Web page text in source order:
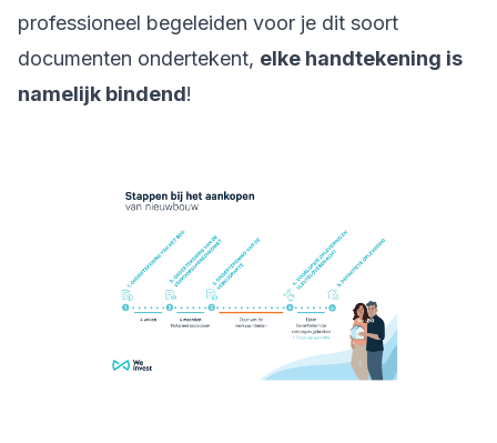
professioneel begeleiden voor je dit soort
documenten ondertekent, elke handtekening is
namelijk bindend!